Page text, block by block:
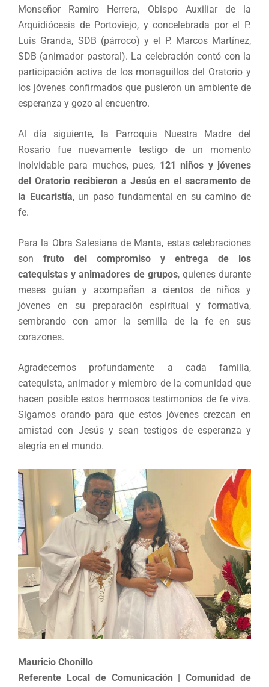
Monseñor Ramiro Herrera, Obispo Auxiliar de la
Arquidiócesis de Portoviejo, y concelebrada por el P.
Luis Granda, SDB (párroco) y el P. Marcos Martínez,
SDB (animador pastoral). La celebración contó con la
participación activa de los monaguillos del Oratorio y
los jóvenes confirmados que pusieron un ambiente de
esperanza y gozo al encuentro.
Al día siguiente, la Parroquia Nuestra Madre del
Rosario fue nuevamente testigo de un momento
inolvidable para muchos, pues, 121 niños y jóvenes
del Oratorio recibieron a Jesús en el sacramento de
la Eucaristía, un paso fundamental en su camino de
fe.
Para la Obra Salesiana de Manta, estas celebraciones
son fruto del compromiso y entrega de los
catequistas y animadores de grupos, quienes durante
meses guían y acompañan a cientos de niños y
jóvenes en su preparación espiritual y formativa,
sembrando con amor la semilla de la fe en sus
corazones.
Agradecemos profundamente a cada familia,
catequista, animador y miembro de la comunidad que
hacen posible estos hermosos testimonios de fe viva.
Sigamos orando para que estos jóvenes crezcan en
amistad con Jesús y sean testigos de esperanza y
alegría en el mundo.
Mauricio Chonillo
Referente Local de Comunicación | Comunidad de